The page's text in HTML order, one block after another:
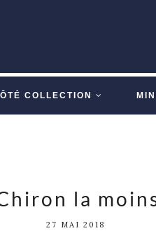
COLLECTION
la
27 MAI 2018